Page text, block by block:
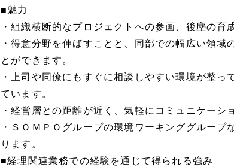
■魅力
・組織横断的なプロジェクトへの参画、後塵の育
・得意分野を伸ばすことと、同部での幅広い領
とができます。
・上司や同僚にもすぐに相談しやすい環境が整
ています。
・経営層との距離が近く、気軽にコミュニケーシ
・ＳＯＭＰＯグループの環境ワーキンググルー
ります。
■経理関連業務での経験を通じて得られる強み